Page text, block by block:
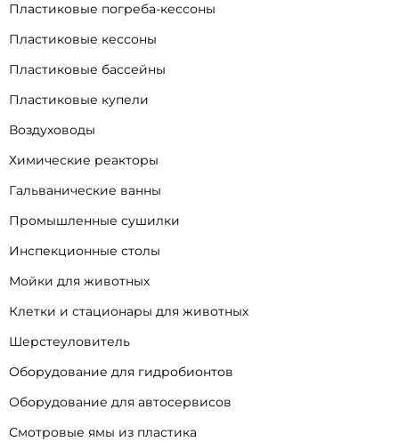
Пластиковые погреба-кессоны
Пластиковые кессоны
Пластиковые бассейны
Пластиковые купели
Воздуховоды
Химические реакторы
Гальванические ванны
Промышленные сушилки
Инспекционные столы
Мойки для животных
Клетки и стационары для животных
Шерстеуловитель
Оборудование для гидробионтов
Оборудование для автосервисов
Смотровые ямы из пластика